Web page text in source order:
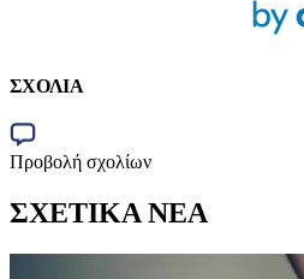
ΣΧΟΛΙΑ
Προβολή σχολίων
ΣΧΕΤΙΚΑ ΝΕΑ